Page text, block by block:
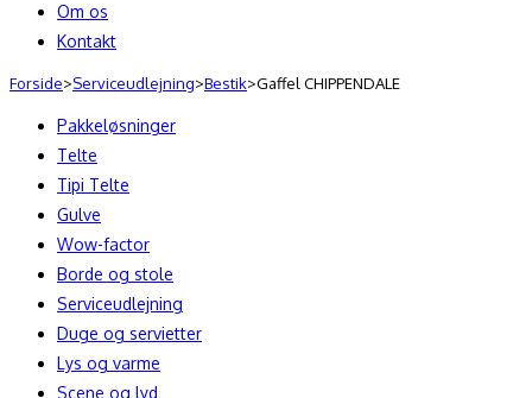
Om os
Kontakt
Forside>Serviceudlejning>Bestik>Gaffel CHIPPENDALE
Pakkeløsninger
Telte
Tipi Telte
Gulve
Wow-factor
Borde og stole
Serviceudlejning
Duge og servietter
Lys og varme
Scene og lyd